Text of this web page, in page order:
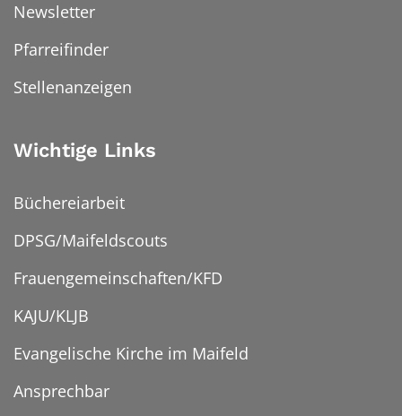
Newsletter
Pfarreifinder
Stellenanzeigen
Wichtige Links
Büchereiarbeit
DPSG/Maifeldscouts
Frauengemeinschaften/KFD
KAJU/KLJB
Evangelische Kirche im Maifeld
Ansprechbar